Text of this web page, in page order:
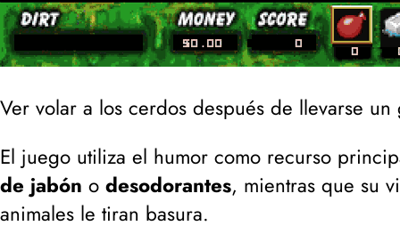
Ver volar a los cerdos después de llevarse
El juego utiliza el humor como recurso
de jabón o desodorantes, mientras que su
animales le tiran basura.